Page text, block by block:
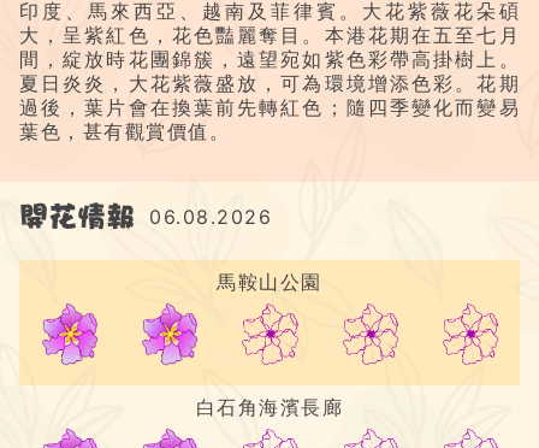
印度、馬來西亞、越南及菲律賓。大花紫薇花朵碩
大，呈紫紅色，花色豔麗奪目。本港花期在五至七月
間，綻放時花團錦簇，遠望宛如紫色彩帶高掛樹上。
夏日炎炎，大花紫薇盛放，可為環境增添色彩。花期
過後，葉片會在換葉前先轉紅色；隨四季變化而變易
葉色，甚有觀賞價值。
開花情報 06.08.2026
馬鞍山公園
2/5
白石角海濱長廊